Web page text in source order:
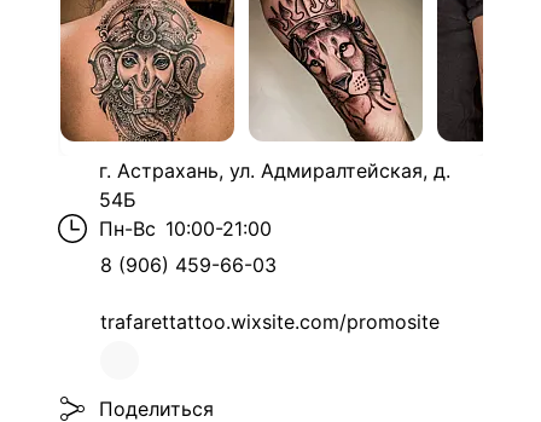
г. Астрахань, ул. Адмиралтейская, д.
54Б
Пн-Вс 10:00-21:00
8 (906) 459-66-03
trafarettattoo.wixsite.com/promosite
Поделиться